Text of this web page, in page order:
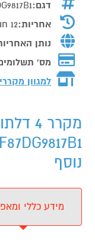
דגם:
אחריות:12 חודשים
נותן
מס'
למגוון
נוסף
מידע כללי